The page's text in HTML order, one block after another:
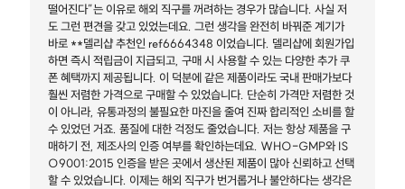
떨어진다”는 이유로 해외 직구를 꺼려하는 경우가 많습니다. 사실 저
도 그런 편견을 갖고 있었는데요. 그런 생각을 완전히 바꿔준 계기가
바로 **델리샵 추천인 ref6664348 이었습니다. 델리샵에 회원가입
하면 즉시 적립금이 지급되고, 구매 시 사용할 수 있는 다양한 추가 쿠
폰 혜택까지 제공됩니다. 이 덕분에 같은 제품이라도 국내 판매가보다
훨씬 저렴한 가격으로 구매할 수 있었습니다. 단순히 가격만 저렴한 것
이 아니라, 유통과정의 불필요한 마진을 줄여 진짜 합리적인 소비를 할
수 있었던 거죠. 품질에 대한 걱정도 줄었습니다. 저는 항상 제품을 구
매하기 전, 제조사의 인증 여부를 확인하는데요. WHO-GMP와 IS
O9001:2015 인증을 받은 곳에서 생산된 제품이 많아 신뢰하고 선택
할 수 있었습니다. 이제는 해외 직구가 번거롭거나 불안하다는 생각은